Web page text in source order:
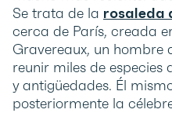
Se trata de la rosaleda
cerca de París, creada
Gravereaux, un hombre
reunir miles de
y antigüedades. Él
posteriormente la